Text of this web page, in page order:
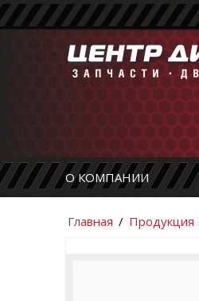
О КОМПАНИИ
Главная / Продукция